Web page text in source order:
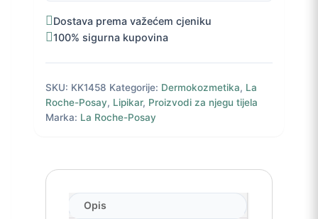
Dostava prema važećem cjeniku
100% sigurna kupovina
SKU: KK1458 Kategorije: Dermokozmetika, La
Roche-Posay, Lipikar, Proizvodi za njegu tijela
Marka: La Roche-Posay
Opis